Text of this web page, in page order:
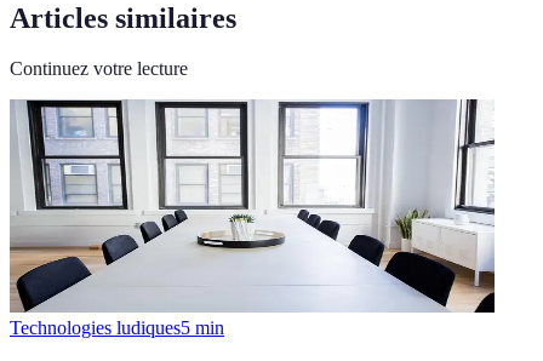
Articles similaires
Continuez votre lecture
Technologies ludiques5 min